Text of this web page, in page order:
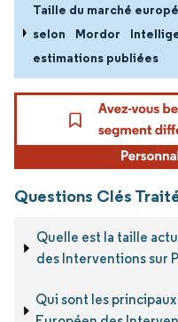
Taille du marché
selon Mordor
estimations publiées
Questions Clés
Quelle est la taille
des Interventions sur
Qui sont les